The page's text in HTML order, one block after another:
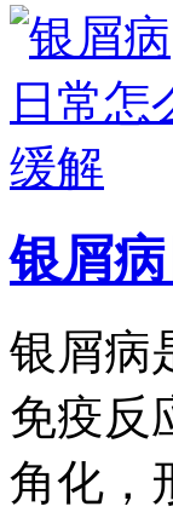
银屑
银屑病
免疫反
角化，